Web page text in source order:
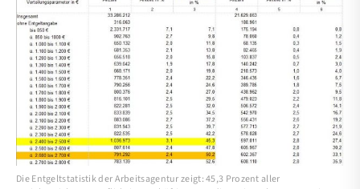
Die Entgeltstatistik der Arbeitsagentur zeigt: 45,3 Prozent aller